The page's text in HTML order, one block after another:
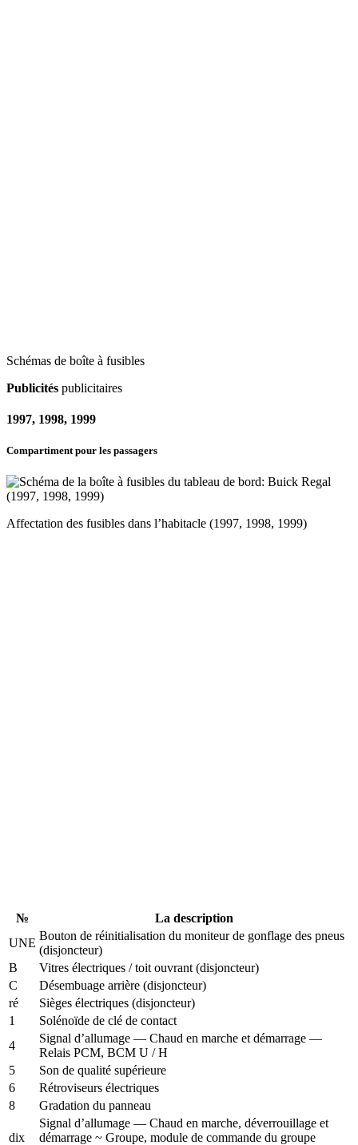
Schémas de boîte à fusibles
Publicités publicitaires
1997, 1998, 1999
Compartiment pour les passagers
Affectation des fusibles dans l’habitacle (1997, 1998, 1999)
№
La description
UNE
Bouton de réinitialisation du moniteur de gonflage des pneus
(disjoncteur)
B
Vitres électriques / toit ouvrant (disjoncteur)
C
Désembuage arrière (disjoncteur)
ré
Sièges électriques (disjoncteur)
1
Solénoïde de clé de contact
4
Signal d’allumage — Chaud en marche et démarrage —
Relais PCM, BCM U / H
5
Son de qualité supérieure
6
Rétroviseurs électriques
8
Gradation du panneau
dix
Signal d’allumage — Chaud en marche, déverrouillage et
démarrage ~ Groupe, module de commande du groupe